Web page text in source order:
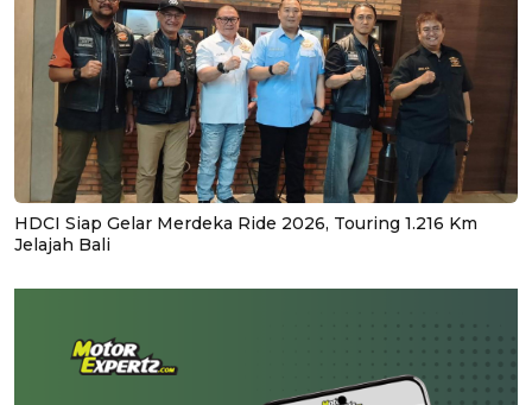
HDCI Siap Gelar Merdeka Ride 2026, Touring 1.216 Km
Jelajah Bali